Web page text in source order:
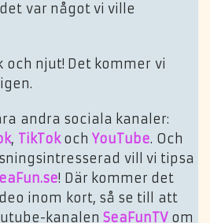
var något vi ville
och njut! Det kommer vi
andra sociala kanaler:
, TikTokochYouTube. Och
vill vi tipsa
! Där kommer det
inom kort, så se till att
kanalen SeaFunTVom